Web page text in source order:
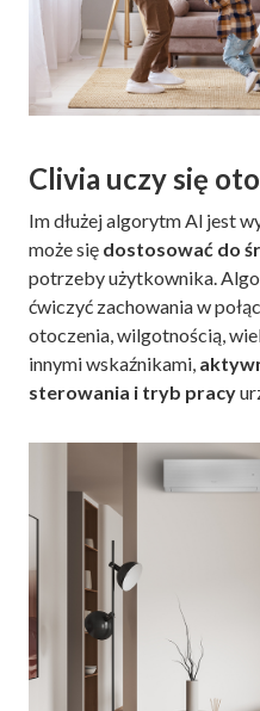
Clivia uczy się
Im dłużej algorytm Al jest
może się dostosować do
potrzeby użytkownika.
ćwiczyć zachowania w
otoczenia, wilgotnością,
innymi wskaźnikami,
sterowania i tryb pracy